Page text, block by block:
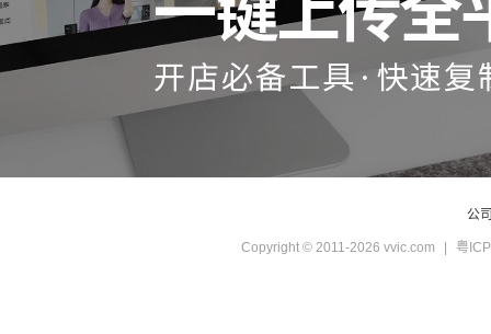
公
Copyright © 2011-2026 vvic.com 粤